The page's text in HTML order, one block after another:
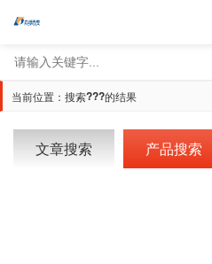
当前位置：搜索???的结果
文章搜索 产品搜索